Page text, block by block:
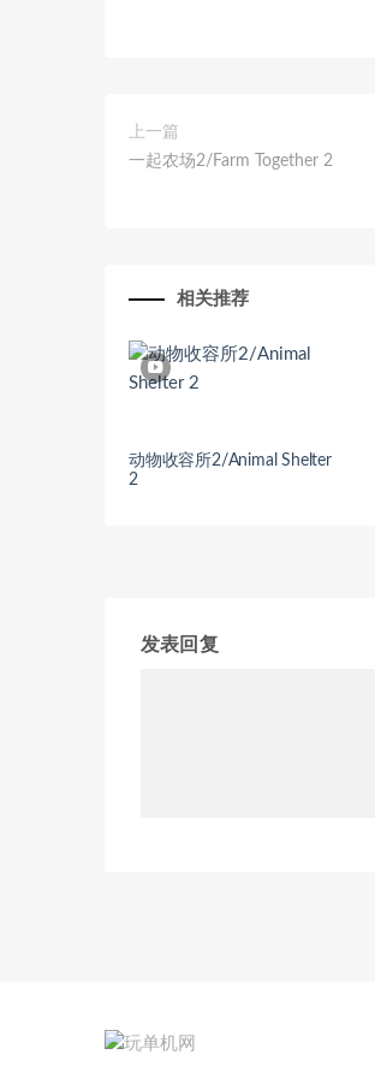
上一篇
一起农场2/Farm Together 2
相关推荐
动物收容所2/Animal Shelter
2
发表回复